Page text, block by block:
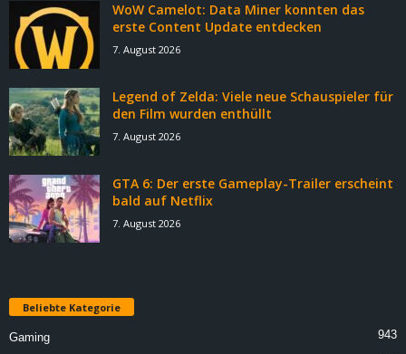
WoW Camelot: Data Miner konnten das
erste Content Update entdecken
7. August 2026
Legend of Zelda: Viele neue Schauspieler für
den Film wurden enthüllt
7. August 2026
GTA 6: Der erste Gameplay-Trailer erscheint
bald auf Netflix
7. August 2026
Beliebte Kategorie
Gaming 943